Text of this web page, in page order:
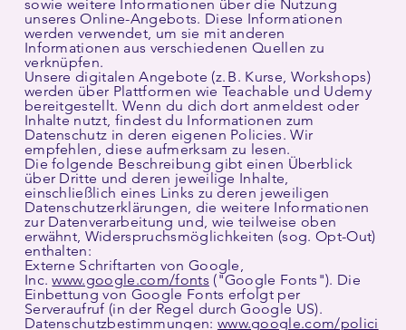
sowie weitere Informationen über die Nutzung
unseres Online-Angebots. Diese Informationen
werden verwendet, um sie mit anderen
Informationen aus verschiedenen Quellen zu
verknüpfen.
Unsere digitalen Angebote (z. B. Kurse, Workshops)
werden über Plattformen wie Teachable und Udemy
bereitgestellt. Wenn du dich dort anmeldest oder
Inhalte nutzt, findest du Informationen zum
Datenschutz in deren eigenen Policies. Wir
empfehlen, diese aufmerksam zu lesen.
Die folgende Beschreibung gibt einen Überblick
über Dritte und deren jeweilige Inhalte,
einschließlich eines Links zu deren jeweiligen
Datenschutzerklärungen, die weitere Informationen
zur Datenverarbeitung und, wie teilweise oben
erwähnt, Widerspruchsmöglichkeiten (sog. Opt-Out)
enthalten:
Externe Schriftarten von Google,
Inc.www.google.com/fonts ("Google Fonts"). Die
Einbettung von Google Fonts erfolgt per
Serveraufruf (in der Regel durch Google US).
Datenschutzbestimmungen: www.google.com/polici